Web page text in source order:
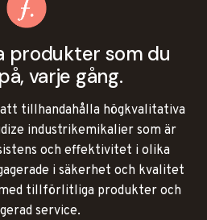
produkter som du
varje gång.
att tillhandahålla högkvalitativa
industrikemikalier som är
och effektivitet i olika
i säkerhet och kvalitet
tillförlitliga produkter och
service.